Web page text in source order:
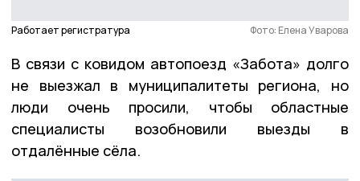
Работает регистратура Фото: Елена Уварова
В связи с ковидом автопоезд «Забота» долго
не выезжал в муниципалитеты региона, но
люди очень просили, чтобы областные
специалисты возобновили выезды в
отдалённые сёла.